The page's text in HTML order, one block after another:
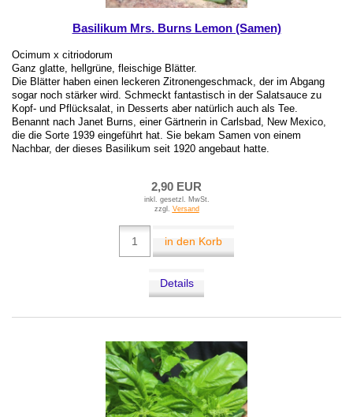
Basilikum Mrs. Burns Lemon (Samen)
Ocimum x citriodorum
Ganz glatte, hellgrüne, fleischige Blätter.
Die Blätter haben einen leckeren Zitronengeschmack, der im Abgang
sogar noch stärker wird. Schmeckt fantastisch in der Salatsauce zu
Kopf- und Pflücksalat, in Desserts aber natürlich auch als Tee.
Benannt nach Janet Burns, einer Gärtnerin in Carlsbad, New Mexico,
die die Sorte 1939 eingeführt hat. Sie bekam Samen von einem
Nachbar, der dieses Basilikum seit 1920 angebaut hatte.
2,90 EUR
inkl. gesetzl. MwSt.
zzgl. Versand
in den Korb
Details